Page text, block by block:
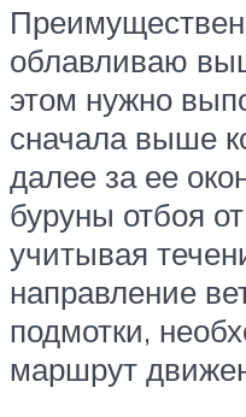
облавливаю
этом нужно
сначала выше
далее за ее
буруны отбоя
учитывая
направление
подмотки,
маршрут